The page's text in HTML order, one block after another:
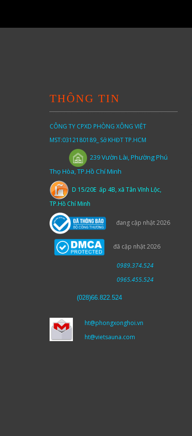
THÔNG TIN
CÔNG TY CPXD PHÒNG XÔNG VIỆT
MST:0312180189_ Sở KHĐT TP.HCM
239Vườn Lài,Phường Phú
Thọ Hòa, TP.Hồ Chí Minh
D 15/20E ấp 4B, xã Tân Vĩnh Lộc,
TP.Hồ Chí Minh
đang cập nhật 2026
đã cập nhật 2026
0989.374.524
0965.455.524
(028)66.822.524
ht@phongxonghoi.vn
ht@vietsauna.com